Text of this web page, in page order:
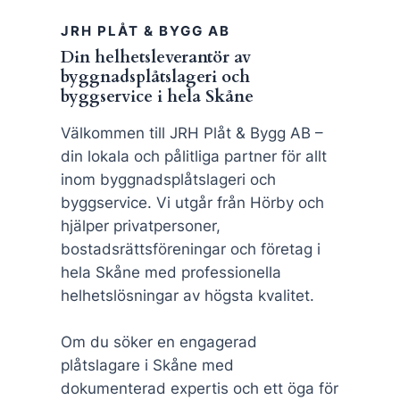
JRH PLÅT & BYGG AB
Din helhetsleverantör av
byggnadsplåtslageri och
byggservice i hela Skåne
Välkommen till JRH Plåt & Bygg AB –
din lokala och pålitliga partner för allt
inom byggnadsplåtslageri och
byggservice. Vi utgår från Hörby och
hjälper privatpersoner,
bostadsrättsföreningar och företag i
hela Skåne med professionella
helhetslösningar av högsta kvalitet.
Om du söker en engagerad
plåtslagare i Skåne med
dokumenterad expertis och ett öga för